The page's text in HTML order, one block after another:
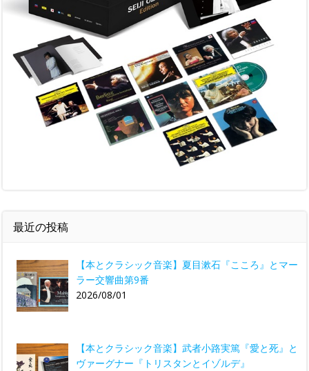
最近の投稿
【本とクラシック音楽】夏目漱石『こころ』とマー
ラー交響曲第9番
2026/08/01
【本とクラシック音楽】武者小路実篤『愛と死』と
ヴァーグナー『トリスタンとイゾルデ』